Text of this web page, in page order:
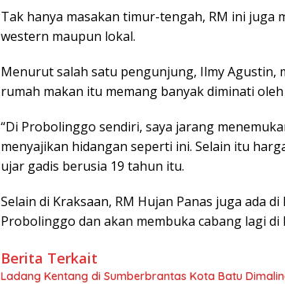
Tak hanya masakan timur-tengah, RM ini juga
western maupun lokal.
Menurut salah satu pengunjung, Ilmy Agustin,
rumah makan itu memang banyak diminati
“Di Probolinggo sendiri, saya jarang
menyajikan hidangan seperti ini. Selain itu
ujar gadis berusia 19 tahun itu.
Selain di Kraksaan, RM Hujan Panas juga ada
Probolinggo dan akan membuka cabang lagi di
Berita Terkait
Ladang Kentang di Sumberbrantas Kota Batu